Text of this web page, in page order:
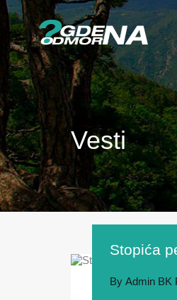
Vesti
Stopića
By Admin BK